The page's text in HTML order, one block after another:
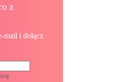
z
mail i dołącz